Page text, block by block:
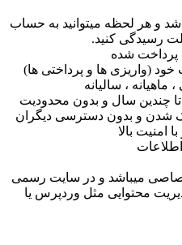
و هر لحظه میتوانید به حساب
رسیدگی کنید.
میباشد و در سایت رسمی
محتوایی مثل وردپرس یا